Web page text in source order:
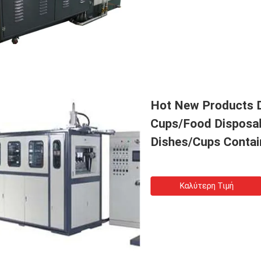
Hot New Products
Cups/Food
Dishes/Cups
Καλύτερη Τιμή